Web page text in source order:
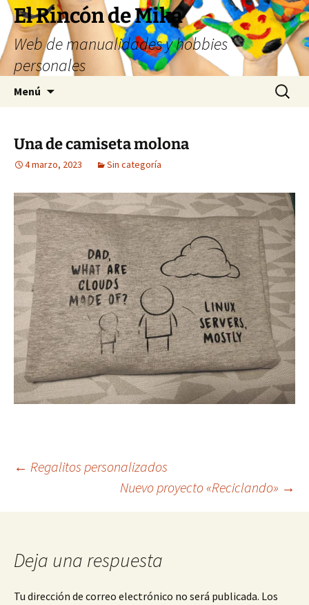
Saltar
contenido
El Rincón de Mika
Web de manualidades y hobbies
personales
Menú Buscar:
Una de camiseta molona
4 marzo, 2023 Sin categoría
Navegación
de
entradas
← Regalitos personalizados
Nuevo proyecto «Reciclando» →
Deja una respuesta
Tu dirección de correo electrónico no será publicada. Los